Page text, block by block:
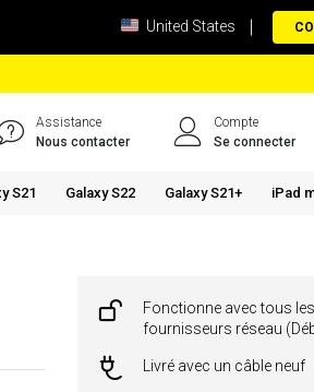
United States
Assistance
Nous contacter
Compte
Se connecter
S21 Galaxy S22 Galaxy S21+ iPad
Fonctionne avec tous les
fournisseurs réseau
Livré avec un câble neuf